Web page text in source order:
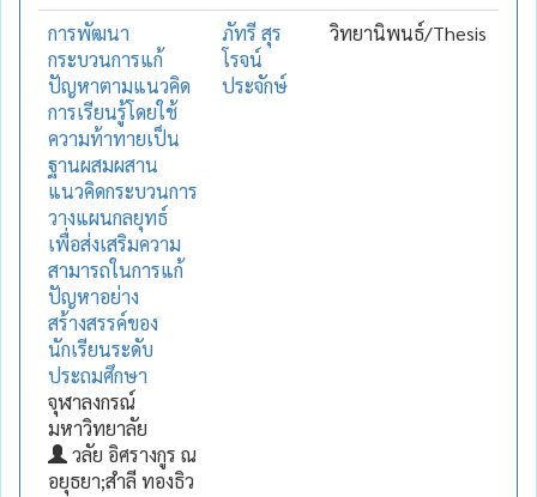
การพัฒนา
กระบวนการแก้
ปัญหาตามแนวคิด
การเรียนรู้โดยใช้
ความท้าทายเป็น
ฐานผสมผสาน
แนวคิดกระบวนการ
วางแผนกลยุทธ์
เพื่อส่งเสริมความ
สามารถในการแก้
ปัญหาอย่าง
สร้างสรรค์ของ
นักเรียนระดับ
ประถมศึกษา
จุฬาลงกรณ์
มหาวิทยาลัย
วลัย อิศรางกูร ณ
อยุธยา;สำลี ทองธิว
ภัทรี สุร
โรจน์
ประจักษ์
วิทยานิพนธ์/Thesis